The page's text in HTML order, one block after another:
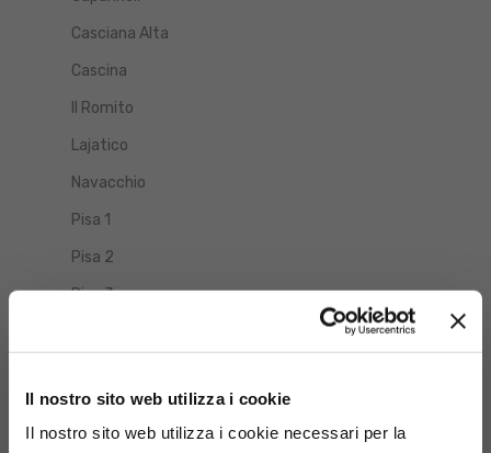
Il nostro sito web utilizza i cookie
Il nostro sito web utilizza i cookie necessari per la
Casciana Alta
Cascina
Il Romito
Lajatico
Navacchio
Pisa 1
Pisa 2
Pisa 3
Pontedera
San Pierino